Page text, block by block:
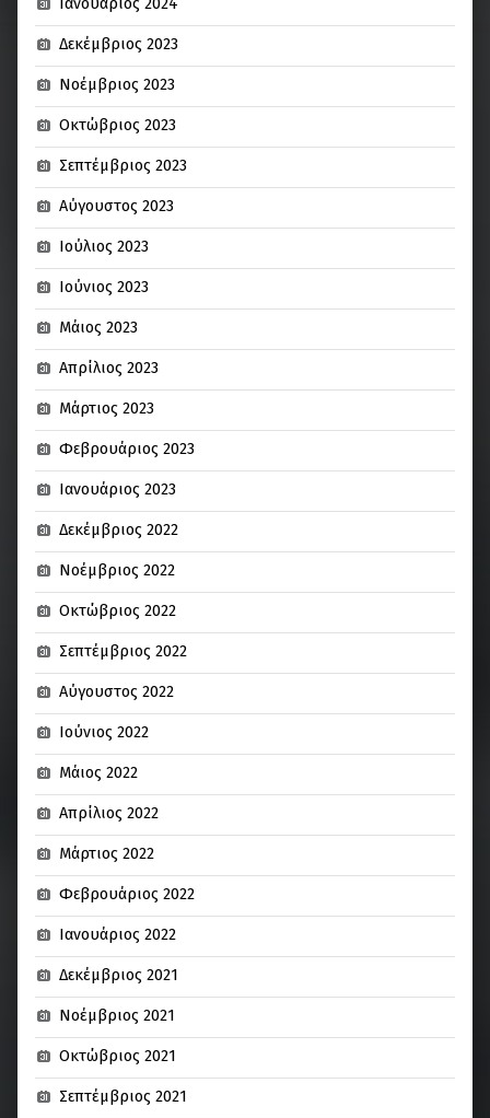
Δεκέμβριος 2023
Νοέμβριος 2023
Οκτώβριος 2023
Σεπτέμβριος 2023
Αύγουστος 2023
Ιούλιος 2023
Ιούνιος 2023
Μάιος 2023
Απρίλιος 2023
Μάρτιος 2023
Φεβρουάριος 2023
Ιανουάριος 2023
Δεκέμβριος 2022
Νοέμβριος 2022
Οκτώβριος 2022
Σεπτέμβριος 2022
Αύγουστος 2022
Ιούνιος 2022
Μάιος 2022
Απρίλιος 2022
Μάρτιος 2022
Φεβρουάριος 2022
Ιανουάριος 2022
Δεκέμβριος 2021
Νοέμβριος 2021
Οκτώβριος 2021
Σεπτέμβριος 2021